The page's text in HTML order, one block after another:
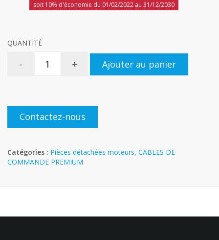
soit 10% d'économie du 01/02/2022 au 31/12/2030
QUANTITÉ
- + Ajouter au panier
Contactez-nous
Catégories : Pièces détachées moteurs, CABLES DE
COMMANDE PREMIUM